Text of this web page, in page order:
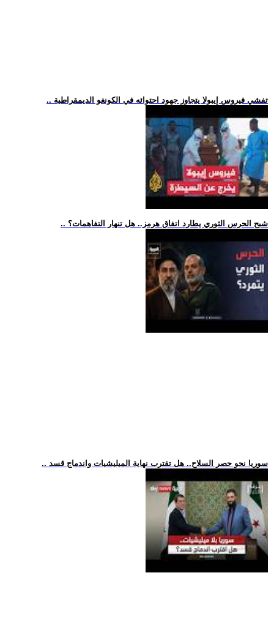
.. تفشي فيروس إيبولا يتجاوز جهود احتوائه في الكونغو الديمقراطية
.. شبح الحرس الثوري يطارد اتفاق هرمز.. هل تنهار التفاهمات؟
.. سوريا نحو حصر السلاح.. هل تقترب نهاية الميليشيات واندماج قسد